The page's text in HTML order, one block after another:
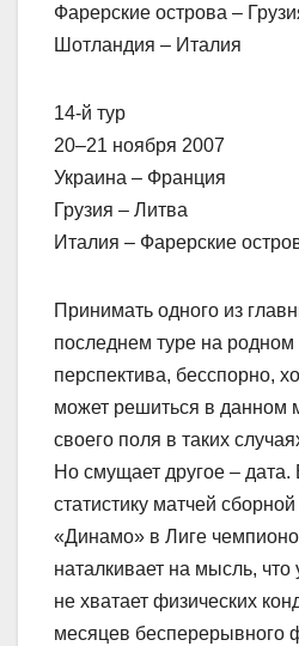
Фарерские острова –
Шотландия – Италия
14-й тур
20–21 ноября 2007
Украина – Франция
Грузия – Литва
Италия – Фарерские
Принимать одного из
последнем туре на родном
перспектива, бесспорно,
может решиться в данном
своего поля в таких
Но смущает другое – дата.
статистику матчей
«Динамо» в Лиге
наталкивает на мысль, что
не хватает физических
месяцев бесперерывного